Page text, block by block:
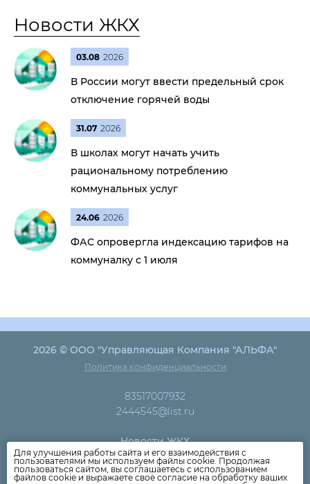
Новости ЖКХ
03.08 2026
В России могут ввести предельный срок
отключение горячей воды
31.07 2026
В школах могут начать учить
рациональному потреблению
коммунальных услуг
24.06 2026
ФАС опровергла индексацию тарифов на
коммуналку с 1 июля
2026 © ООО "Управляющая Компания "АЛЬФА"
Политика конфиденциальности
83517007932
2444545@list.ru
Новости ЖКХ
Новости компании
Как оплатить
Для улучшения работы сайта и его взаимодействия с
пользователями мы используем файлы cookie. Продолжая
пользоваться сайтом, вы соглашаетесь с использованием
файлов cookie и выражаете своё согласие на обработку ваших